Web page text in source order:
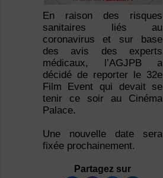
En raison des risques
sanitaires liés au
coronavirus et sur base
des avis des experts
médicaux, l’AGJPB a
décidé de reporter le 32e
Film Event qui devait se
tenir ce soir au Cinéma
Palace.
Une nouvelle date sera
fixée prochainement.
Partagez sur